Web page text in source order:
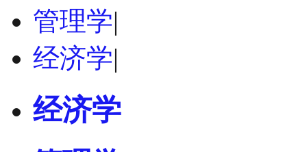
管理学|
经济学|
经济学